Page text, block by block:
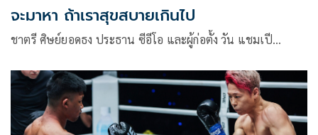
จะมาหา ถ้าเราสุขสบายเกินไป
ชาตรี ศิษย์ยอดธง ประธาน ซีอีโอ และผู้ก่อตั้ง วัน แชมเปี…